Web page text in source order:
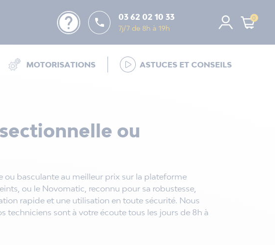
help  03 62 02 10 33
7j/7 de 8h à 19h
0
MOTORISATIONS ASTUCES ET CONSEILS
ou
basculante au meilleur prix sur la plateforme
ou le Novomatic, reconnu pour sa robustesse,
rapide et une utilisation en toute sécurité. Nous
sont à votre écoute tous les jours de 8h à